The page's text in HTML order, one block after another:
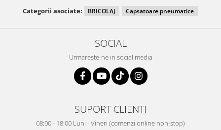
Categorii asociate: BRICOLAJ Capsatoare pneumatice
SOCIAL
Urmareste-ne in social media
SUPORT CLIENTI
08:00 - 18:00 Luni - Vineri (comenzi online non-stop)